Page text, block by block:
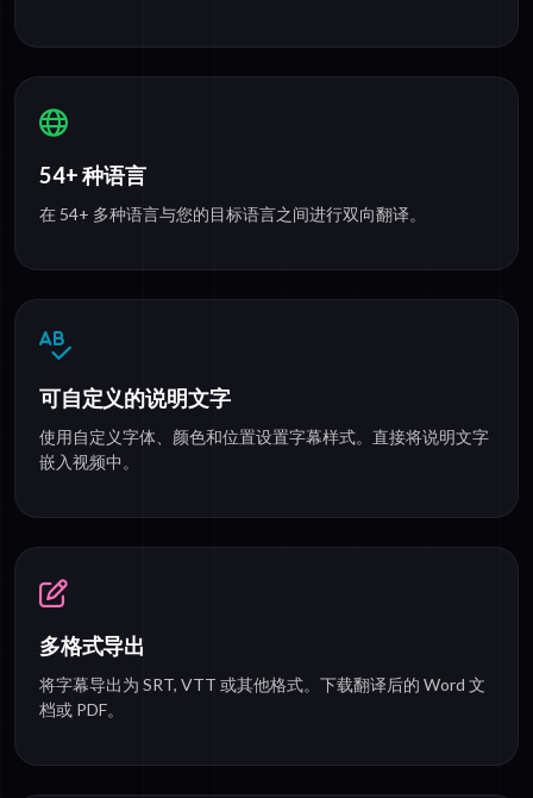
54+ 种语言
在 54+ 多种语言与您的目标语言之间进行双向翻译。
可自定义的说明文字
使用自定义字体、颜色和位置设置字幕样式。直接将说明文字
嵌入视频中。
多格式导出
将字幕导出为 SRT, VTT 或其他格式。下载翻译后的 Word 文
档或 PDF。